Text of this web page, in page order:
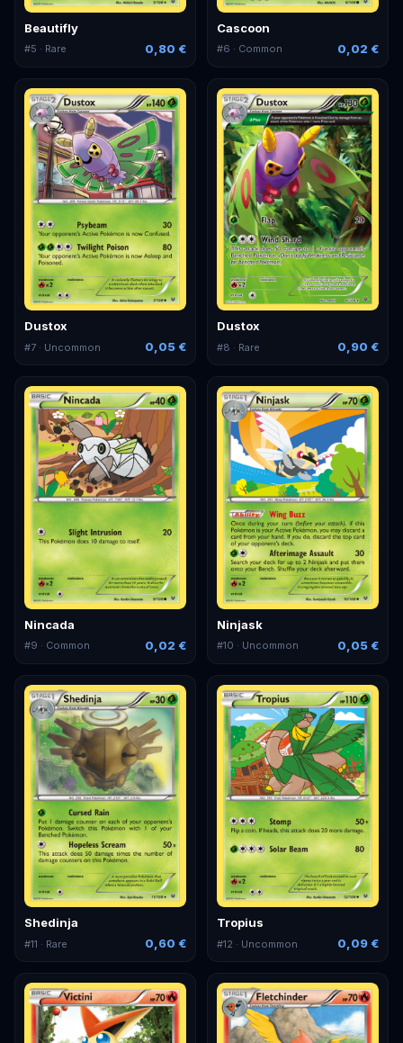
Beautifly
#5 · Rare 0,80 €
Cascoon
#6 · Common 0,02 €
Dustox
#7 · Uncommon 0,05 €
Dustox
#8 · Rare 0,90 €
Nincada
#9 · Common 0,02 €
Ninjask
#10 · Uncommon 0,05 €
Shedinja
#11 · Rare 0,60 €
Tropius
#12 · Uncommon 0,09 €